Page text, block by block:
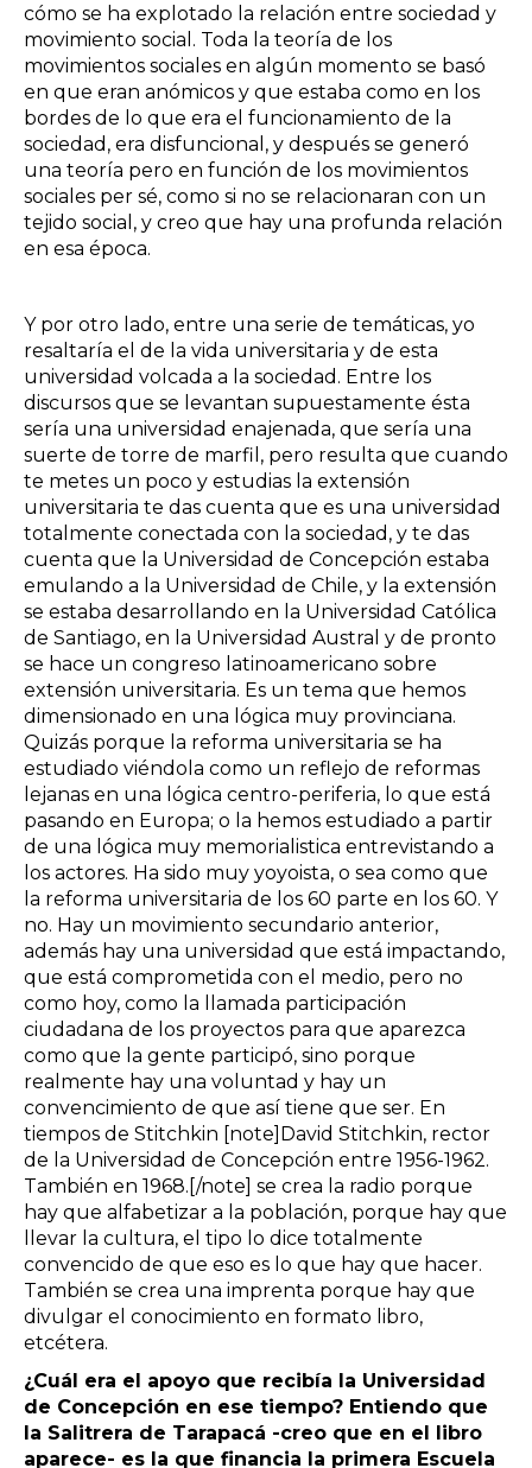
cómo se ha explotado la relación entre sociedad y
movimiento social. Toda la teoría de los
movimientos sociales en algún momento se basó
en que eran anómicos y que estaba como en los
bordes de lo que era el funcionamiento de la
sociedad, era disfuncional, y después se generó
una teoría pero en función de los movimientos
sociales per sé, como si no se relacionaran con un
tejido social, y creo que hay una profunda relación
en esa época.
Y por otro lado, entre una serie de temáticas, yo
resaltaría el de la vida universitaria y de esta
universidad volcada a la sociedad. Entre los
discursos que se levantan supuestamente ésta
sería una universidad enajenada, que sería una
suerte de torre de marfil, pero resulta que cuando
te metes un poco y estudias la extensión
universitaria te das cuenta que es una universidad
totalmente conectada con la sociedad, y te das
cuenta que la Universidad de Concepción estaba
emulando a la Universidad de Chile, y la extensión
se estaba desarrollando en la Universidad Católica
de Santiago, en la Universidad Austral y de pronto
se hace un congreso latinoamericano sobre
extensión universitaria. Es un tema que hemos
dimensionado en una lógica muy provinciana.
Quizás porque la reforma universitaria se ha
estudiado viéndola como un reflejo de reformas
lejanas en una lógica centro-periferia, lo que está
pasando en Europa; o la hemos estudiado a partir
de una lógica muy memorialistica entrevistando a
los actores. Ha sido muy yoyoista, o sea como que
la reforma universitaria de los 60 parte en los 60. Y
no. Hay un movimiento secundario anterior,
además hay una universidad que está impactando,
que está comprometida con el medio, pero no
como hoy, como la llamada participación
ciudadana de los proyectos para que aparezca
como que la gente participó, sino porque
realmente hay una voluntad y hay un
convencimiento de que así tiene que ser. En
tiempos de Stitchkin [note]David Stitchkin, rector
de la Universidad de Concepción entre 1956-1962.
También en 1968.[/note] se crea la radio porque
hay que alfabetizar a la población, porque hay que
llevar la cultura, el tipo lo dice totalmente
convencido de que eso es lo que hay que hacer.
También se crea una imprenta porque hay que
divulgar el conocimiento en formato libro,
etcétera.
¿Cuál era el apoyo que recibía la Universidad
de Concepción en ese tiempo? Entiendo que
la Salitrera de Tarapacá -creo que en el libro
aparece- es la que financia la primera Escuela